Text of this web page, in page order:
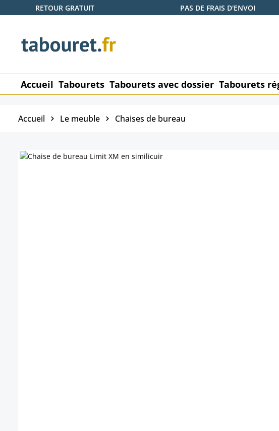
au contenu principal
Passer à la recherche
Passer à la navigation principale
RETOUR GRATUIT PAS DE FRAIS D'ENVOI
Accueil Tabourets Tabourets avec dossier Tabourets
Accueil Le meuble Chaises de bureau